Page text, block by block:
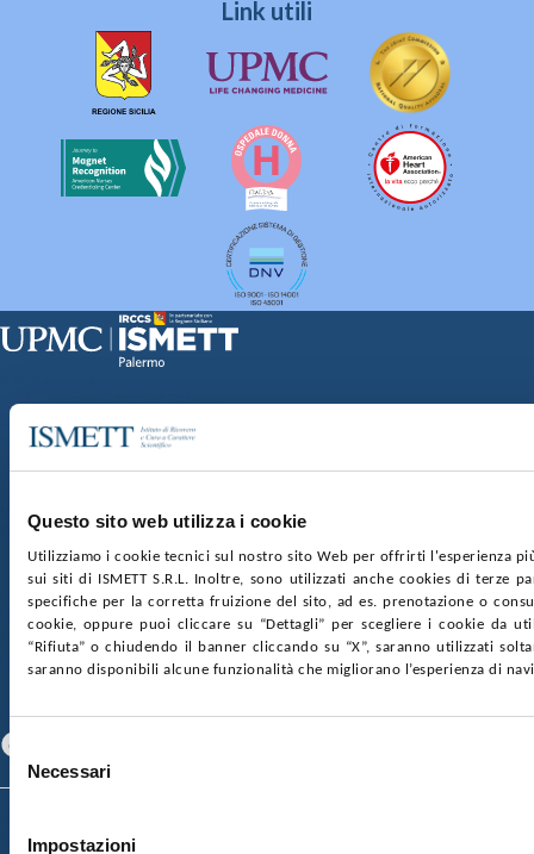
Questo sito web utilizza i cookie
Utilizziamo i cookie tecnici sul nostro sito Web per offrirti l'esperienza
sui siti di ISMETT S.R.L. Inoltre, sono utilizzati anche cookies di terze
specifiche per la corretta fruizione del sito, ad es. prenotazione o
cookie, oppure puoi cliccare su “Dettagli” per scegliere i cookie da
“Rifiuta” o chiudendo il banner cliccando su “X”, saranno utilizzati
saranno disponibili alcune funzionalità che migliorano l’esperienza di
Selezione
delNecessari
Impostazioni
Link utili
Via Discesa dei Giudici 4 90133 Palermo
nr. REA PA-201818 P.I. 04544550827
SOCIETÀ TRASPARENTE WHISTLEBLOWING
GARE E CONTRATTIPRIVACYCOOKIE POLICY
SOSTIENICIMAPPA DEL SITOACCESSIBILITÀ
CONTATTI
Specializzazione)